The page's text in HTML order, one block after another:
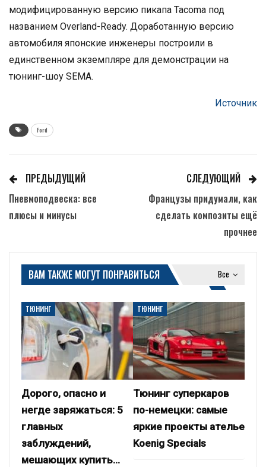
модифицированную версию пикапа Tacoma под
названием Overland-Ready. Доработанную версию
автомобиля японские инженеры построили в
единственном экземпляре для демонстрации на
тюнинг-шоу SEMA.
Источник
Ford
ПРЕДЫДУЩИЙ
Пневмоподвеска: все
плюсы и минусы
СЛЕДУЮЩИЙ
Французы придумали, как
сделать композиты ещё
прочнее
Все
ВАМ ТАКЖЕ МОГУТ ПОНРАВИТЬСЯ
ТЮНИНГ
Дорого, опасно и
негде заряжаться: 5
главных
заблуждений,
мешающих купить…
ТЮНИНГ
Тюнинг суперкаров
по-немецки: самые
яркие проекты ателье
Koenig Specials